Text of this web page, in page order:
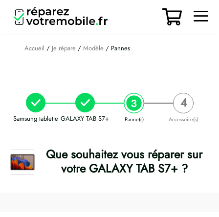
contenu
Accueil / Je répare / Modèle / Pannes
Samsung tablette GALAXY TAB S7+ Panne(s) Accessoire(s)
Que souhaitez vous réparer sur
votre GALAXY TAB S7+ ?